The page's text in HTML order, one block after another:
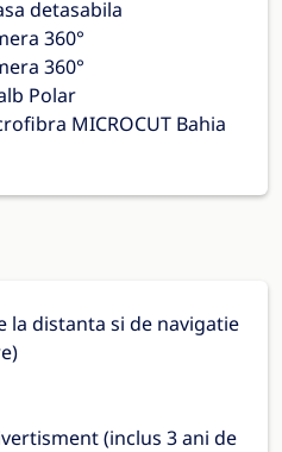
detasabila
360°
360°
Polar
MICROCUT Bahia
la distanta si de navigatie
(inclus 3 ani de